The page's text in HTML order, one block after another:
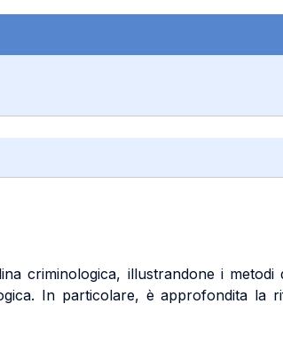
criminologica, illustrandone i
In particolare, è approfondita la